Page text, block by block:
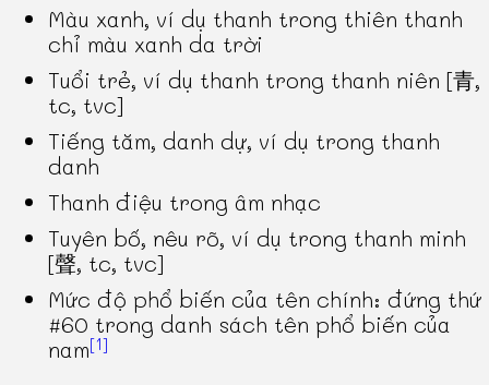
Màu xanh, ví dụ thanh trong thiên thanh
chỉ màu xanh da trời
Tuổi trẻ, ví dụ thanh trong thanh niên [青,
tc, tvc]
Tiếng tăm, danh dự, ví dụ trong thanh
danh
Thanh điệu trong âm nhạc
Tuyên bố, nêu rõ, ví dụ trong thanh minh
[聲, tc, tvc]
Mức độ phổ biến của tên chính: đứng thứ
#60 trong danh sách tên phổ biến của
nam[1]